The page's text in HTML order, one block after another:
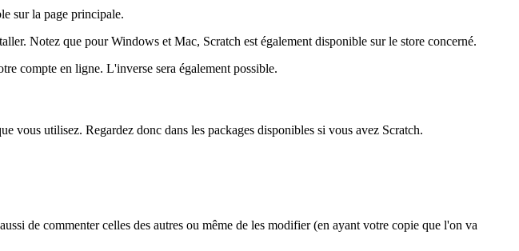
sur la page principale.
Notez que pour Windows et Mac, Scratch est également disponible sur le store concerné.
compte en ligne. L'inverse sera également possible.
vous utilisez. Regardez donc dans les packages disponibles si vous avez Scratch.
de commenter celles des autres ou même de les modifier (en ayant votre copie que l'on va